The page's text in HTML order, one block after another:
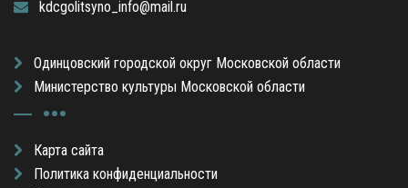
kdcgolitsyno_info@mail.ru
Одинцовский городской округ Московской области
Министерство культуры Московской области
Карта сайта
Политика конфиденциальности